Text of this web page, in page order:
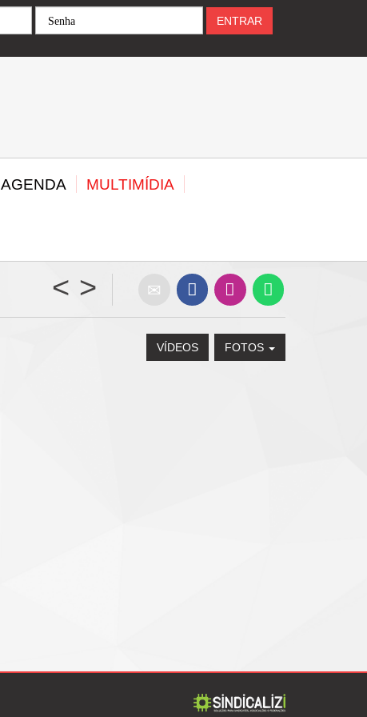
ENTRAR
AGENDA MULTIMÍDIA
Hoje à tarde, SEEB/SE e Banese entram na
< >
VÍDEOS FOTOS